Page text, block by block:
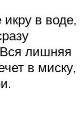
в воде,
лишняя
в миску,